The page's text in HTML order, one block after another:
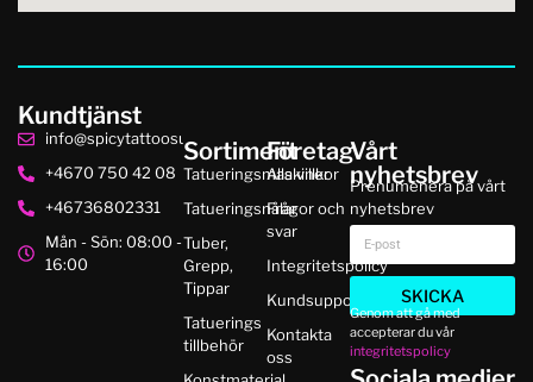
Kundtjänst
info@spicytattoosupplies.se
+4670 750 42 08
+46736802331
Mån - Sön: 08:00 -
16:00
Sortiment
Tatueringsmaskiner
Tatueringsnålar
Tuber,
Grepp,
Tippar
Tatuerings
tillbehör
Företag
Alla villkor
Frågor och
svar
Integritetspolicy
Kundsupport
Kontakta
oss
Vårt
nyhetsbrev
Prenumenera på vårt
nyhetsbrev
SKICKA
Genom att gå med
accepterar du vår
integritetspolicy